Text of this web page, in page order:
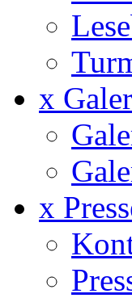
x
x